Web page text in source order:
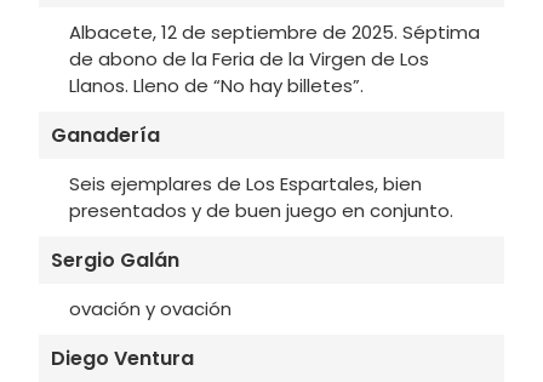
Albacete, 12 de septiembre de 2025. Séptima
de abono de la Feria de la Virgen de Los
Llanos. Lleno de “No hay billetes”.
Ganadería
Seis ejemplares de Los Espartales, bien
presentados y de buen juego en conjunto.
Sergio Galán
ovación y ovación
Diego Ventura